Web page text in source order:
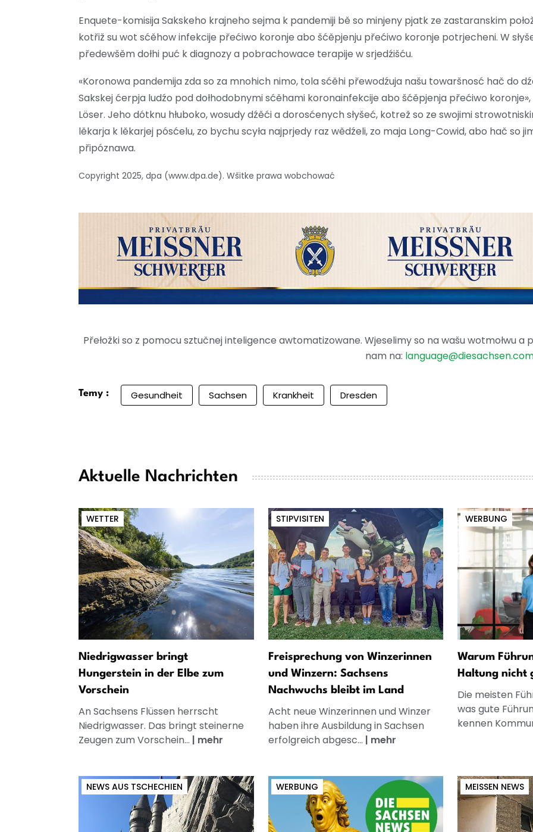
Enquete-komisija Sakskeho krajneho sejma k pandemiji bě so minjeny pjatk ze zastaranskim
kotřiž su wot sćěhow infekcije přećiwo koronje abo šćěpjenju přećiwo koronje potrjecheni. W
předewšěm dołhi puć k diagnozy a pobrachowace terapije w srjedźišću.
«Koronowa pandemija zda so za mnohich nimo, tola sćěhi přewodźuja našu towaršnosć hač do
Sakskej ćerpja ludźo pod dołhodobnymi sćěhami koronainfekcije abo šćěpjenja přećiwo
Löser. Jeho dótknu hłuboko, wosudy dźěći a dorosćenych słyšeć, kotrež so ze swojimi
lěkarja k lěkarjej pósćelu, zo bychu scyła najprjedy raz wědźeli, zo maja Long-Cowid, abo hač so
připóznawa.
Copyright 2025, dpa (www.dpa.de). Wšitke prawa wobchować
Přełožki so z pomocu sztučnej inteligence awtomatizowane. Wjeselimy so na wašu wotmołwu a
nam na:
Temy : Gesundheit Sachsen Krankheit Dresden
Aktuelle Nachrichten
WETTER
Niedrigwasser bringt
Hungerstein in der Elbe zum
Vorschein
An Sachsens Flüssen herrscht
Niedrigwasser. Das bringt steinerne
Zeugen zum Vorschein... | mehr
STIPVISITEN
Freisprechung von Winzerinnen
und Winzern: Sachsens
Nachwuchs bleibt im Land
Acht neue Winzerinnen und Winzer
haben ihre Ausbildung in Sachsen
erfolgreich abgesc... | mehr
WERBUNG
Warum
Haltung nicht
Die meisten
was gute
kennen
NEWS AUS TSCHECHIEN WERBUNG MEISSEN NEWS